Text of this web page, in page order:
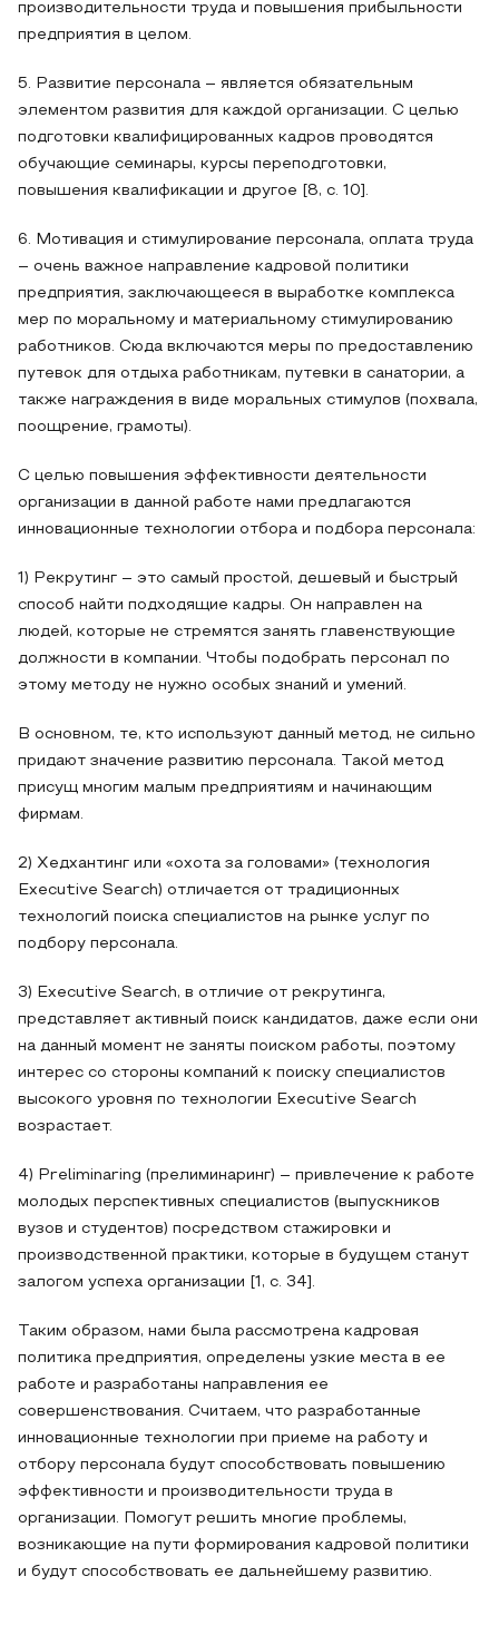
производительности труда и повышения прибыльности
предприятия в целом.
5. Развитие персонала – является обязательным
элементом развития для каждой организации. С целью
подготовки квалифицированных кадров проводятся
обучающие семинары, курсы переподготовки,
повышения квалификации и другое [8, с. 10].
6. Мотивация и стимулирование персонала, оплата труда
– очень важное направление кадровой политики
предприятия, заключающееся в выработке комплекса
мер по моральному и материальному стимулированию
работников. Сюда включаются меры по предоставлению
путевок для отдыха работникам, путевки в санатории, а
также награждения в виде моральных стимулов (похвала,
поощрение, грамоты).
С целью повышения эффективности деятельности
организации в данной работе нами предлагаются
инновационные технологии отбора и подбора персонала:
1) Рекрутинг – это самый простой, дешевый и быстрый
способ найти подходящие кадры. Он направлен на
людей, которые не стремятся занять главенствующие
должности в компании. Чтобы подобрать персонал по
этому методу не нужно особых знаний и умений.
В основном, те, кто используют данный метод, не сильно
придают значение развитию персонала. Такой метод
присущ многим малым предприятиям и начинающим
фирмам.
2) Хедхантинг или «охота за головами» (технология
Executive Search) отличается от традиционных
технологий поиска специалистов на рынке услуг по
подбору персонала.
3) Executive Search, в отличие от рекрутинга,
представляет активный поиск кандидатов, даже если они
на данный момент не заняты поиском работы, поэтому
интерес со стороны компаний к поиску специалистов
высокого уровня по технологии Executive Search
возрастает.
4) Preliminaring (прелиминаринг) – привлечение к работе
молодых перспективных специалистов (выпускников
вузов и студентов) посредством стажировки и
производственной практики, которые в будущем станут
залогом успеха организации [1, с. 34].
Таким образом, нами была рассмотрена кадровая
политика предприятия, определены узкие места в ее
работе и разработаны направления ее
совершенствования. Считаем, что разработанные
инновационные технологии при приеме на работу и
отбору персонала будут способствовать повышению
эффективности и производительности труда в
организации. Помогут решить многие проблемы,
возникающие на пути формирования кадровой политики
и будут способствовать ее дальнейшему развитию.